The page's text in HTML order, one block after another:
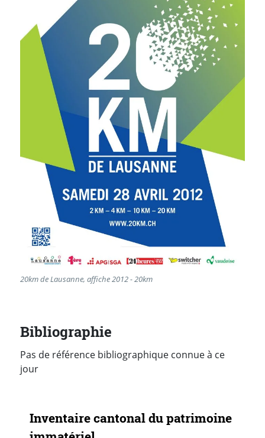
20km de Lausanne, affiche 2012 - 20km
Bibliographie
Pas de référence bibliographique connue à ce
jour
Navigation secondaire
Inventaire cantonal du patrimoine